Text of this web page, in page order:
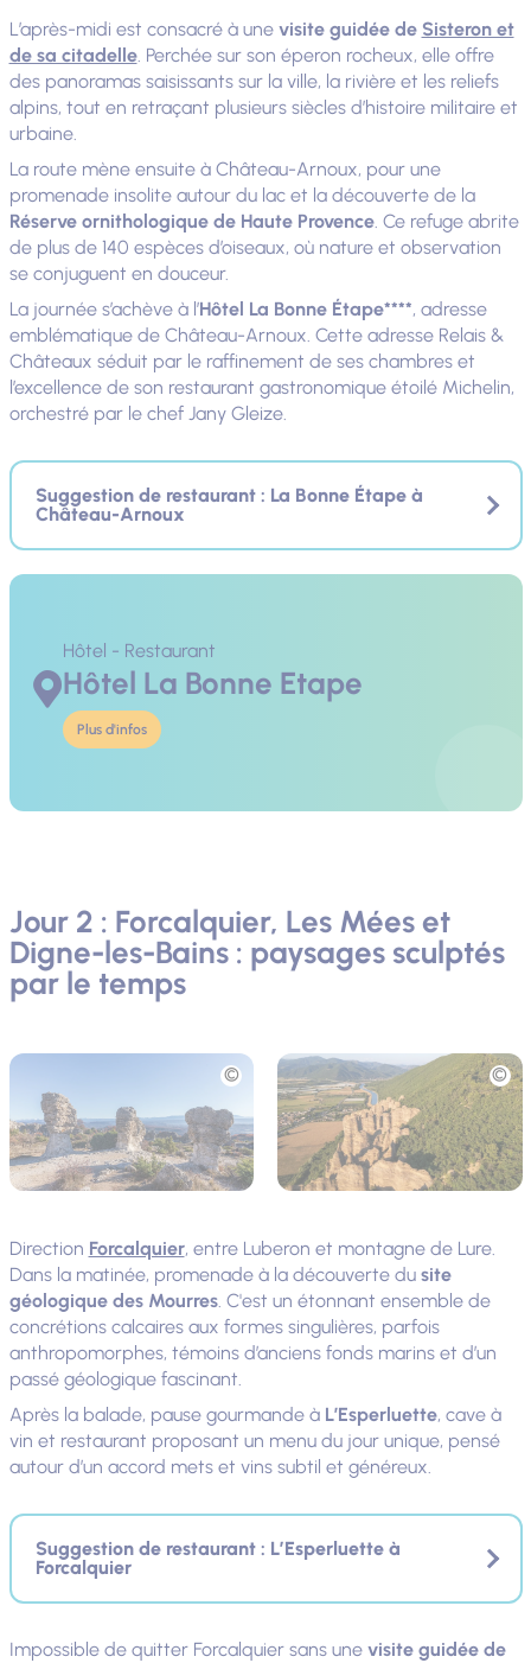
L’après-midi est consacré à une visite guidée de Sisteron et
de sa citadelle. Perchée sur son éperon rocheux, elle offre
des panoramas saisissants sur la ville, la rivière et les reliefs
alpins, tout en retraçant plusieurs siècles d’histoire militaire et
urbaine.
La route mène ensuite à Château-Arnoux, pour une
promenade insolite autour du lac et la découverte de la
Réserve ornithologique de Haute Provence. Ce refuge abrite
de plus de 140 espèces d’oiseaux, où nature et observation
se conjuguent en douceur.
La journée s’achève à l’Hôtel La Bonne Étape****, adresse
emblématique de Château-Arnoux. Cette adresse Relais &
Châteaux séduit par le raffinement de ses chambres et
l’excellence de son restaurant gastronomique étoilé Michelin,
orchestré par le chef Jany Gleize.
Suggestion de restaurant : La Bonne Étape à
Château-Arnoux
Hôtel La Bonne Etape
Hôtel - Restaurant
Plus d'infos
Jour 2 : Forcalquier, Les Mées et
Digne-les-Bains : paysages sculptés
par le temps
Photo Photo
Direction Forcalquier, entre Luberon et montagne de Lure.
Dans la matinée, promenade à la découverte du site
géologique des Mourres. C'est un étonnant ensemble de
concrétions calcaires aux formes singulières, parfois
anthropomorphes, témoins d’anciens fonds marins et d’un
passé géologique fascinant.
Après la balade, pause gourmande à L’Esperluette, cave à
vin et restaurant proposant un menu du jour unique, pensé
autour d’un accord mets et vins subtil et généreux.
Suggestion de restaurant : L’Esperluette à
Forcalquier
Impossible de quitter Forcalquier sans une visite guidée de